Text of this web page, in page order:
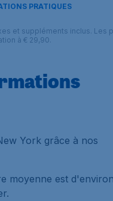
PRATIQUES
et suppléments inclus. Les
à € 29,90.
York grâce à nos
moyenne est